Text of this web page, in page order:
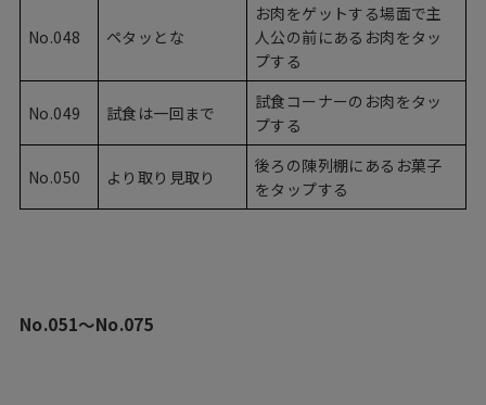
No.048 ペタッとな
お肉をゲットする場面で主
人公の前にあるお肉をタッ
プする
No.049 試食は一回まで
試食コーナーのお肉をタッ
プする
No.050 より取り見取り
後ろの陳列棚にあるお菓子
をタップする
No.051〜No.075